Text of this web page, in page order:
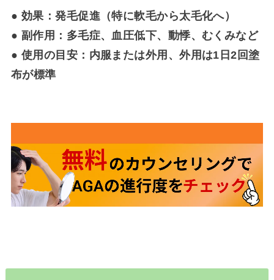
● 効果：発毛促進（特に軟毛から太毛化へ）
● 副作用：多毛症、血圧低下、動悸、むくみなど
● 使用の目安：内服または外用、外用は1日2回塗
布が標準